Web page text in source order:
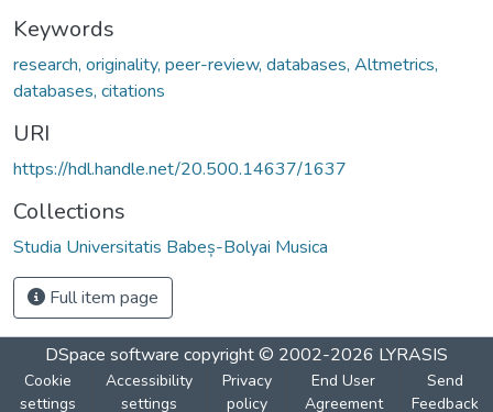
Keywords
research, originality, peer-review, databases, Altmetrics,
databases, citations
URI
https://hdl.handle.net/20.500.14637/1637
Collections
Studia Universitatis Babeș-Bolyai Musica
Full item page
DSpace software copyright © 2002-2026 LYRASIS
Cookie
settings
Accessibility
settings
Privacy
policy
End User
Agreement
Send
Feedback